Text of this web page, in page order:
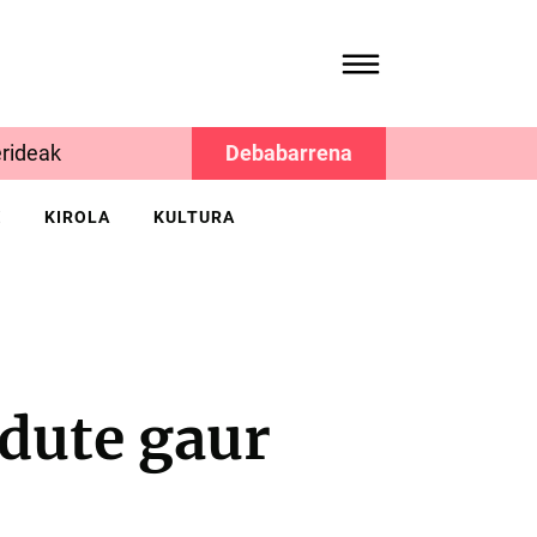
Debabarrena
KIROLA KULTURA
gaur